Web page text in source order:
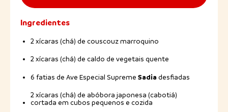
Ingredientes
2 xícaras (chá) de couscouz marroquino
2 xícaras (chá) de caldo de vegetais quente
6 fatias de Ave Especial Supreme Sadia desfiadas
2 xícaras (chá) de abóbora japonesa (cabotiá)
cortada em cubos pequenos e cozida